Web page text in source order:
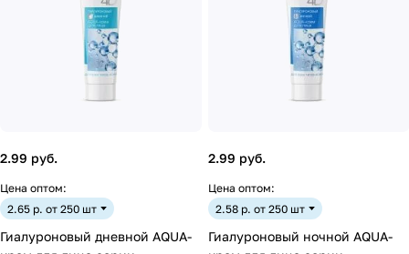
2.99 руб.
Цена оптом:
2.65 р. от 250 шт
Гиалуроновый дневной AQUA-
2.99 руб.
Цена оптом:
2.58 р. от 250 шт
Гиалуроновый ночной AQUA-